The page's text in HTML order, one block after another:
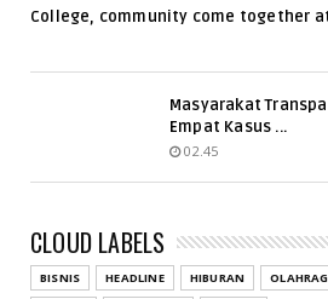
College, community come together
Masyarakat
Empat Kasus ...
02.45
CLOUD LABELS
BISNIS HEADLINE HIBURAN